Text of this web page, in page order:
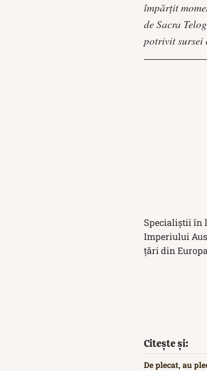
împărţit
de Sacra
potrivit sursei
Specialiștii în
Imperiului
țări din
Citește și:
De plecat, au